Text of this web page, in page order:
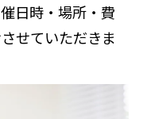
日時・場所・費
せていただきま